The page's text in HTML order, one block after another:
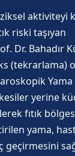
aktiviteyi
riski taşıyan
Dr. Bahadır
(tekrarlama)
Yama
yerine
fıtık
yama,
geçirmesini